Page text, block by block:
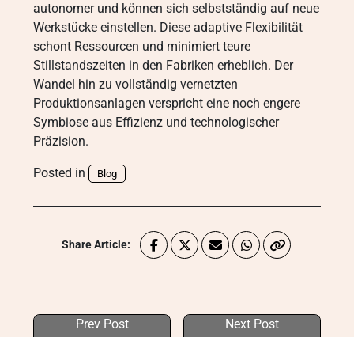
autonomer und können sich selbstständig auf neue
Werkstücke einstellen. Diese adaptive Flexibilität
schont Ressourcen und minimiert teure
Stillstandszeiten in den Fabriken erheblich. Der
Wandel hin zu vollständig vernetzten
Produktionsanlagen verspricht eine noch engere
Symbiose aus Effizienz und technologischer
Präzision.
Posted in Blog
Share Article:
Prev Post Next Post